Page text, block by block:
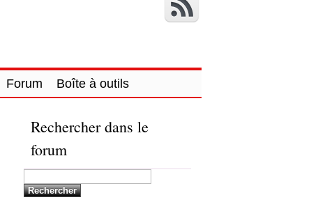
Forum Boîte à outils
Rechercher dans le
forum